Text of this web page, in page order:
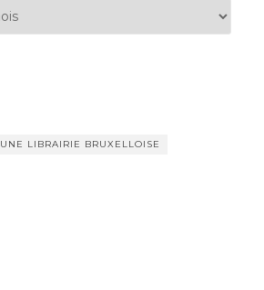
UNE LIBRAIRIE BRUXELLOISE